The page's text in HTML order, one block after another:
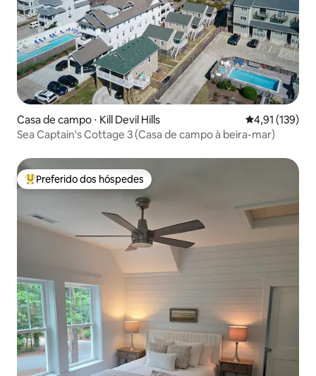
Casa de campo ⋅ Kill Devil Hills 4,91 de uma
4,91 (139)
Sea Captain's Cottage 3 (Casa de campo à beira-mar)
Entre os melhores preferidos dos hóspedes
Preferido dos hóspedes